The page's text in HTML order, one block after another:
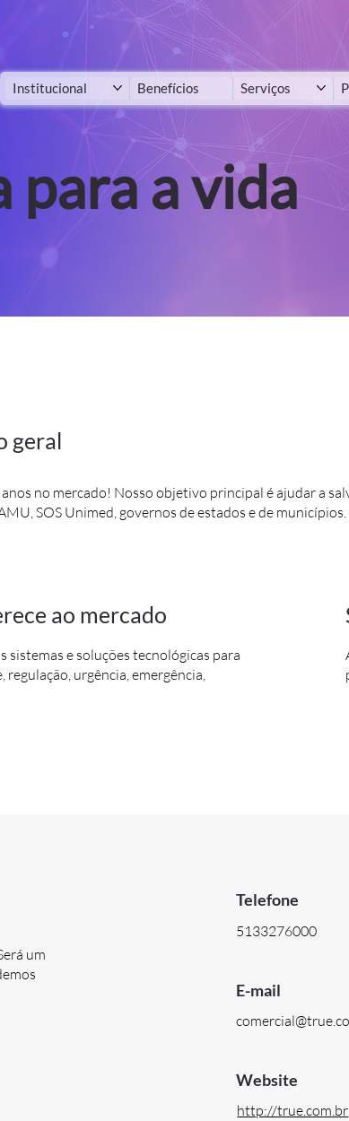
Institucional Benefícios Serviços
geral
no mercado! Nosso objetivo principal é ajudar a
SOS Unimed, governos de estados e de municípios.
ao mercado
sistemas e soluções tecnológicas para
regulação, urgência, emergência,
para a vida
um
Telefone
5133276000
E-mail
Website
http://true.com.br